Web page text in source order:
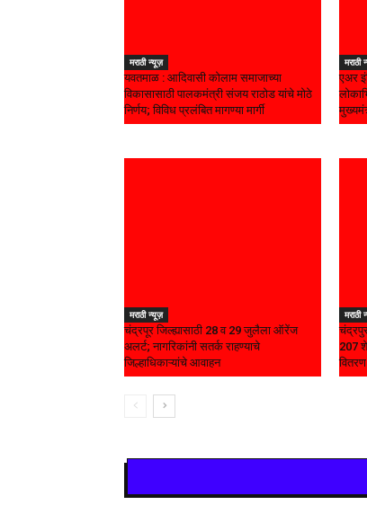
मराठी न्यूज़
यवतमाळ : आदिवासी कोलाम समाजाच्या
विकासासाठी पालकमंत्री संजय राठोड यांचे मोठे
निर्णय; विविध प्रलंबित मागण्या मार्गी
मराठी
एअर
मराठी न्यूज़
चंद्रपूर जिल्ह्यासाठी 28 व 29 जुलैला ऑरेंज
अलर्ट; नागरिकांनी सतर्क राहण्याचे
जिल्हाधिकाऱ्यांचे आवाहन
मराठी
207
वितरण